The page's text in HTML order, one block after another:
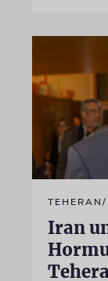
Iran